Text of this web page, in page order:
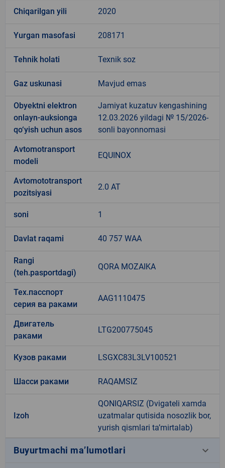
Chiqarilgan yili 2020
Yurgan masofasi 208171
Tehnik holati Texnik soz
Gaz uskunasi Mavjud emas
Obyektni elektron
onlayn-auksionga
qo‘yish uchun asos
Jamiyat kuzatuv kengashining
12.03.2026 yildagi № 15/2026-
sonli bayonnomasi
Avtomotransport
modeli
EQUINOX
Avtomototransport
pozitsiyasi
2.0 AT
soni 1
Davlat raqami 40 757 WAA
Rangi
(teh.pasportdagi)
QORA MOZAIKA
Тех.пасспорт
серия ва раками
AAG1110475
Двигатель
раками
LTG200775045
Кузов раками LSGXC83L3LV100521
Шасси раками RAQAMSIZ
Izoh
QONIQARSIZ (Dvigateli xamda
uzatmalar qutisida nosozlik bor,
yurish qismlari ta’mirtalab)
Buyurtmachi ma’lumotlari keyboard_arrow_down